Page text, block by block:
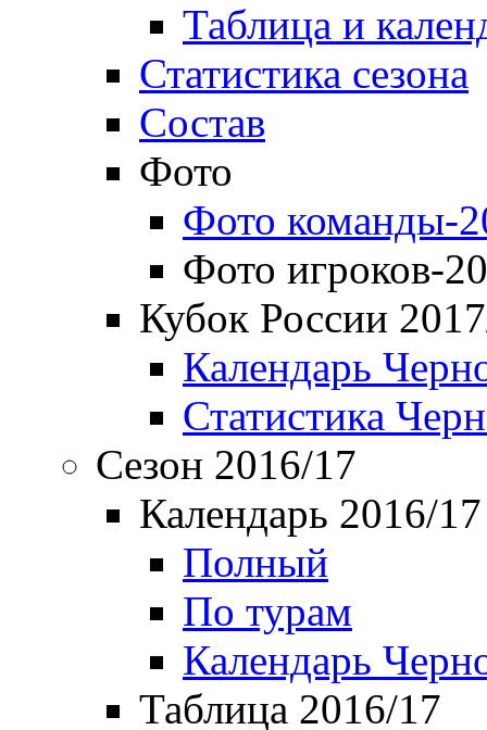
Таблица и
Статистика сезона
Состав
Фото
Фото команды-
Фото игроков-
Кубок России
Календарь
Статистика
Сезон 2016/17
Календарь 2016/17
Полный
По турам
Календарь
Таблица 2016/17